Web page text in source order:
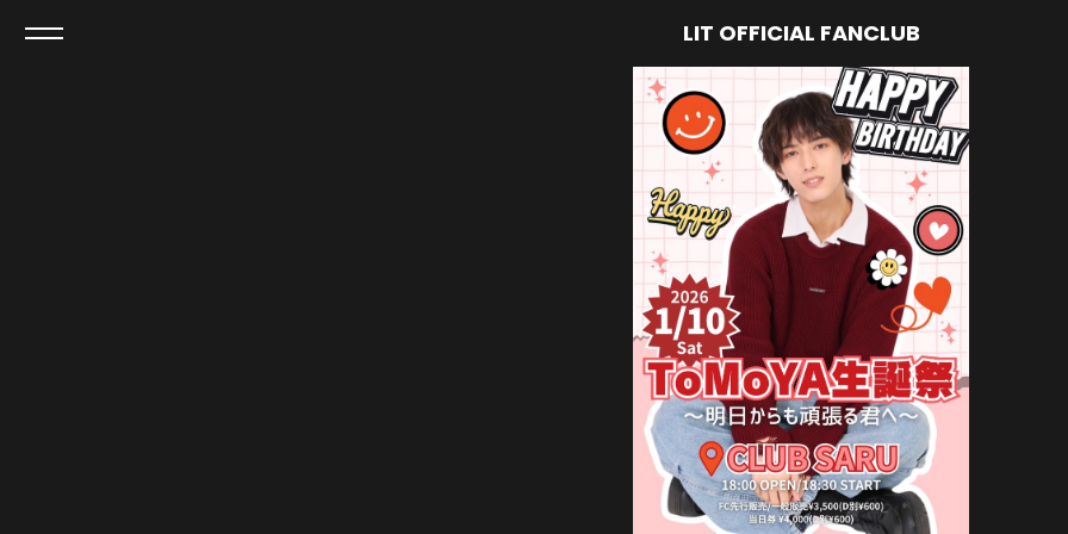
LIT OFFICIAL FANCLUB